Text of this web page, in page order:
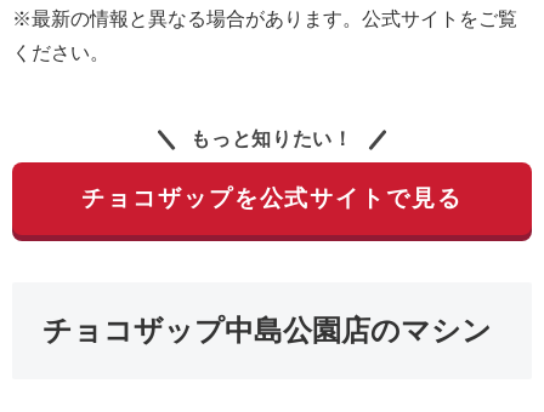
※最新の情報と異なる場合があります。公式サイトをご覧
ください。
もっと知りたい！
チョコザップを公式サイトで見る
チョコザップ中島公園店のマシン